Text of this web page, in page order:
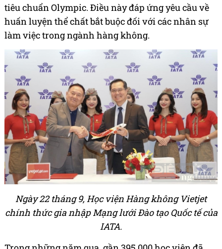
tiêu chuẩn Olympic. Điều này đáp ứng yêu cầu về
huấn luyện thể chất bắt buộc đối với các nhân sự
làm việc trong ngành hàng không.
Ngày 22 tháng 9, Học viện Hàng không Vietjet
chính thức gia nhập Mạng lưới Đào tạo Quốc tế của
IATA.